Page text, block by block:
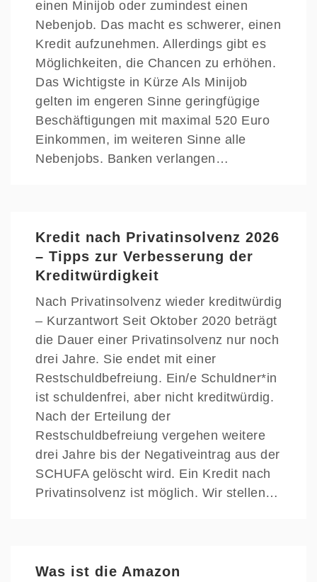
einen Minijob oder zumindest einen
Nebenjob. Das macht es schwerer, einen
Kredit aufzunehmen. Allerdings gibt es
Möglichkeiten, die Chancen zu erhöhen.
Das Wichtigste in Kürze Als Minijob
gelten im engeren Sinne geringfügige
Beschäftigungen mit maximal 520 Euro
Einkommen, im weiteren Sinne alle
Nebenjobs. Banken verlangen…
Kredit nach Privatinsolvenz 2026
– Tipps zur Verbesserung der
Kreditwürdigkeit
Nach Privatinsolvenz wieder kreditwürdig
– Kurzantwort Seit Oktober 2020 beträgt
die Dauer einer Privatinsolvenz nur noch
drei Jahre. Sie endet mit einer
Restschuldbefreiung. Ein/e Schuldner*in
ist schuldenfrei, aber nicht kreditwürdig.
Nach der Erteilung der
Restschuldbefreiung vergehen weitere
drei Jahre bis der Negativeintrag aus der
SCHUFA gelöscht wird. Ein Kredit nach
Privatinsolvenz ist möglich. Wir stellen…
Was ist die Amazon